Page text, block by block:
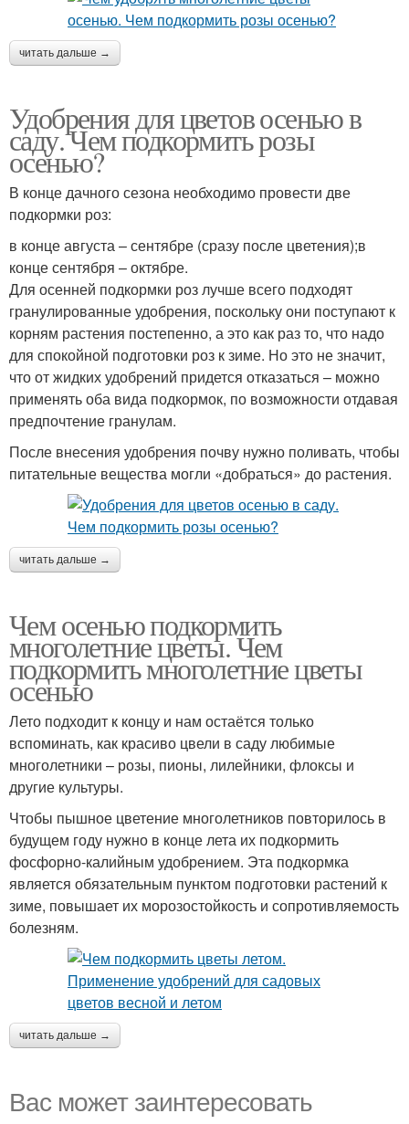
читать дальше →
Удобрения для цветов осенью в
саду. Чем подкормить розы
осенью?
В конце дачного сезона необходимо провести две
подкормки роз:
в конце августа – сентябре (сразу после цветения);в
конце сентября – октябре.
Для осенней подкормки роз лучше всего подходят
гранулированные удобрения, поскольку они поступают к
корням растения постепенно, а это как раз то, что надо
для спокойной подготовки роз к зиме. Но это не значит,
что от жидких удобрений придется отказаться – можно
применять оба вида подкормок, по возможности отдавая
предпочтение гранулам.
После внесения удобрения почву нужно поливать, чтобы
питательные вещества могли «добраться» до растения.
читать дальше →
Чем осенью подкормить
многолетние цветы. Чем
подкормить многолетние цветы
осенью
Лето подходит к концу и нам остаётся только
вспоминать, как красиво цвели в саду любимые
многолетники – розы, пионы, лилейники, флоксы и
другие культуры.
Чтобы пышное цветение многолетников повторилось в
будущем году нужно в конце лета их подкормить
фосфорно-калийным удобрением. Эта подкормка
является обязательным пунктом подготовки растений к
зиме, повышает их морозостойкость и сопротивляемость
болезням.
читать дальше →
Вас может заинтересовать